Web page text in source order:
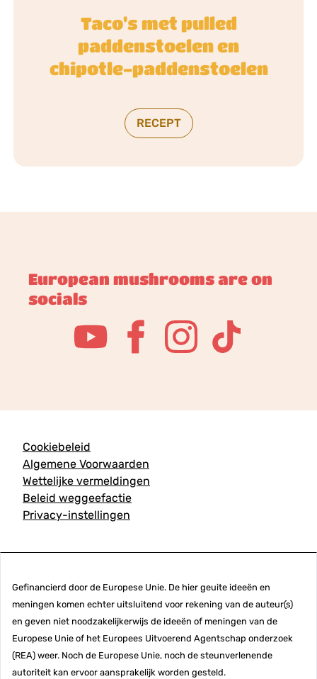
Taco's met pulled
paddenstoelen en
chipotle-paddenstoelen
RECEPT
European mushrooms are on
socials
Cookiebeleid
Algemene Voorwaarden
Wettelijke vermeldingen
Beleid weggeefactie
Privacy-instellingen
Gefinancierd door de Europese Unie. De hier geuite ideeën en
meningen komen echter uitsluitend voor rekening van de auteur(s)
en geven niet noodzakelijkerwijs de ideeën of meningen van de
Europese Unie of het Europees Uitvoerend Agentschap onderzoek
(REA) weer. Noch de Europese Unie, noch de steunverlenende
autoriteit kan ervoor aansprakelijk worden gesteld.